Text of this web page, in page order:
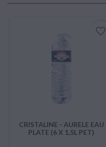
CRISTALINE - AURELE EAU
PLATE (6 X 1,5L PET)
favorite_border